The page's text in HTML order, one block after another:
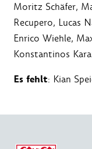
Moritz Schäfer,
Recupero, Lucas
Enrico Wiehle,
Konstantinos
Es fehlt: Kian